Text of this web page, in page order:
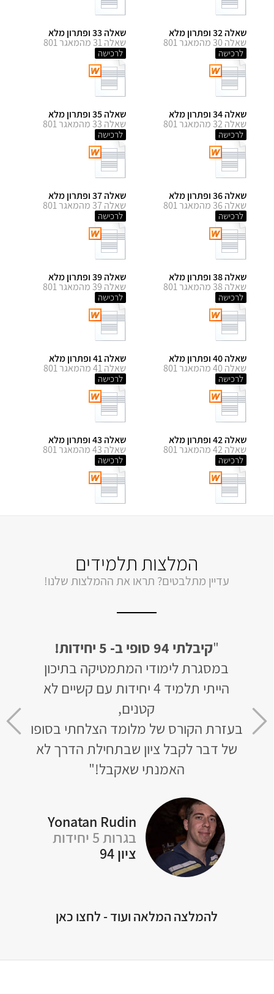
שאלה 32 ופתרון מלא
שאלה 30 מהמאגר 801
לרכישה
שאלה 33 ופתרון מלא
שאלה 31 מהמאגר 801
לרכישה
שאלה 34 ופתרון מלא
שאלה 32 מהמאגר 801
לרכישה
שאלה 35 ופתרון מלא
שאלה 33 מהמאגר 801
לרכישה
שאלה 36 ופתרון מלא
שאלה 36 מהמאגר 801
לרכישה
שאלה 37 ופתרון מלא
שאלה 37 מהמאגר 801
לרכישה
שאלה 38 ופתרון מלא
שאלה 38 מהמאגר 801
לרכישה
שאלה 39 ופתרון מלא
שאלה 39 מהמאגר 801
לרכישה
שאלה 40 ופתרון מלא
שאלה 40 מהמאגר 801
לרכישה
שאלה 41 ופתרון מלא
שאלה 41 מהמאגר 801
לרכישה
שאלה 42 ופתרון מלא
שאלה 42 מהמאגר 801
לרכישה
שאלה 43 ופתרון מלא
שאלה 43 מהמאגר 801
לרכישה
המלצות תלמידים
עדיין מתלבטים? תראו את ההמלצות שלנו!
"קיבלתי 94 סופי ב- 5 יחידות!
במסגרת לימודי המתמטיקה בתיכון
הייתי תלמיד 4 יחידות עם קשיים לא
קטנים,
בעזרת הקורס של מלומד הצלחתי בסופו
של דבר לקבל ציון שבתחילת הדרך לא
האמנתי שאקבל!"
Yonatan Rudin
בגרות 5 יחידות
ציון 94
למידה קיבלתי 93
להמלצה המלאה ועוד - לחצו כאן